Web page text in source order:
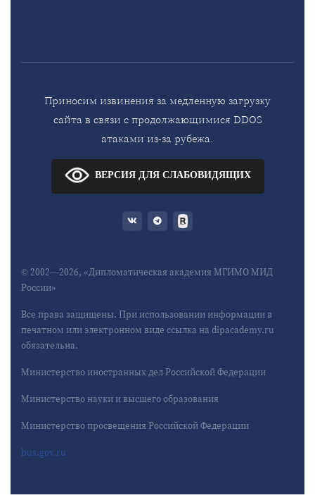
Приносим извинения за медленную загрузку
сайта в связи с продолжающимися DDOS
атаками из-за рубежа.
ВЕРСИЯ ДЛЯ СЛАБОВИДЯЩИХ
© 2002—2026, «Дипломатическая академия МГИМО МИД
России»
Все права защищены. При использовании информации в
печатном или электронном виде ссылка на dipacademy.ru
обязательна.
Министерство иностранных дел Российской Федерации
Министерство науки и высшего образования
Министерство просвещения Российской Федерации
bus.gov.ru